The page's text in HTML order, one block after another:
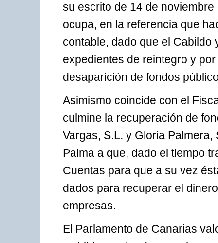
su escrito de 14 de
ocupa, en la referencia que
contable, dado que el
expedientes de reintegro y
desaparición de fondos
Asimismo coincide con el
culmine la recuperación de
Vargas, S.L. y Gloria
Palma a que, dado el tiempo
Cuentas para que a su vez
dados para recuperar el
empresas.
El Parlamento de Canarias